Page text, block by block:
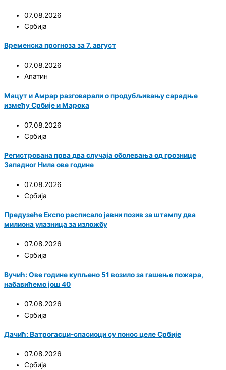
07.08.2026
Србија
Временска прогноза за 7. август
07.08.2026
Апатин
Мацут и Амрар разговарали о продубљивању сарадње
између Србије и Марока
07.08.2026
Србија
Регистрована прва два случаја оболевања од грознице
Западног Нила ове године
07.08.2026
Србија
Предузеће Експо расписало јавни позив за штампу два
милиона улазница за изложбу
07.08.2026
Србија
Вучић: Ове године купљено 51 возило за гашење пожара,
набавићемо још 40
07.08.2026
Србија
Дачић: Ватрогасци-спасиоци су понос целе Србије
07.08.2026
Србија